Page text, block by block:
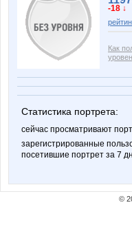
-18 ↓
Как
Статистика портрета:
сейчас просматривают
зарегистрированные
посетившие портрет за 7
©